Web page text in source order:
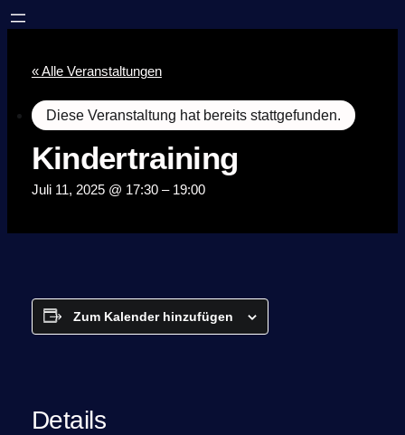
« Alle Veranstaltungen
Diese Veranstaltung hat bereits stattgefunden.
Kindertraining
Juli 11, 2025 @ 17:30– 19:00
Zum Kalender hinzufügen
Details